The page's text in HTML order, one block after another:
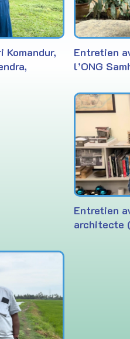
Komandur,
Entretien
l’ONG
Entretien
architecte